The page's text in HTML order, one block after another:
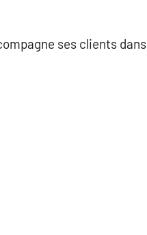
ses clients dans